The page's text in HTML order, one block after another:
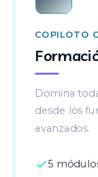
COPILOTO
Domina
desde los
avanzados.
5